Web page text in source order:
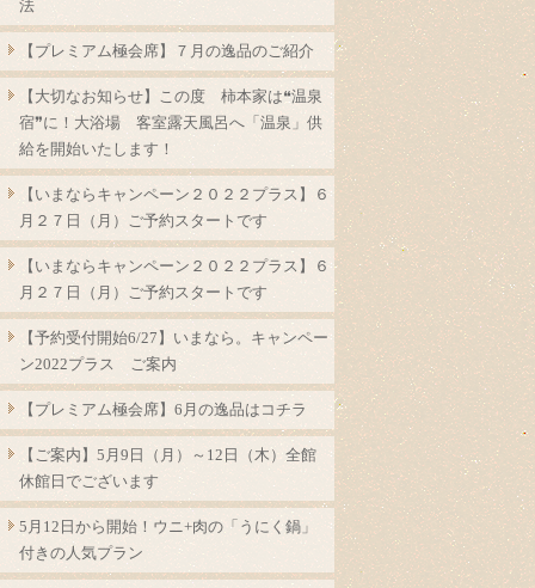
法
【プレミアム極会席】７月の逸品のご紹介
【大切なお知らせ】この度 柿本家は❝温泉
宿❞に！大浴場 客室露天風呂へ「温泉」供
給を開始いたします！
【いまならキャンペーン２０２２プラス】６
月２７日（月）ご予約スタートです
【いまならキャンペーン２０２２プラス】６
月２７日（月）ご予約スタートです
【予約受付開始6/27】いまなら。キャンペー
ン2022プラス ご案内
【プレミアム極会席】6月の逸品はコチラ
【ご案内】5月9日（月）～12日（木）全館
休館日でございます
5月12日から開始！ウニ+肉の「うにく鍋」
付きの人気プラン